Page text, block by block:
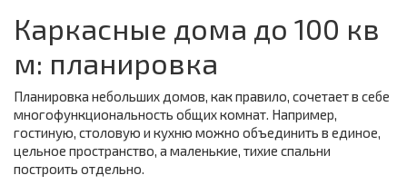
Каркасные дома до 100 кв
м: планировка
Планировка небольших домов, как правило, сочетает в себе
многофункциональность общих комнат. Например,
гостиную, столовую и кухню можно объединить в единое,
цельное пространство, а маленькие, тихие спальни
построить отдельно.